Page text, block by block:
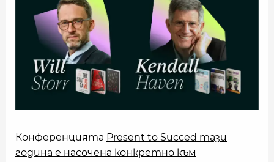
Конференцията Present to Succed тази
година е насочена конкретно към